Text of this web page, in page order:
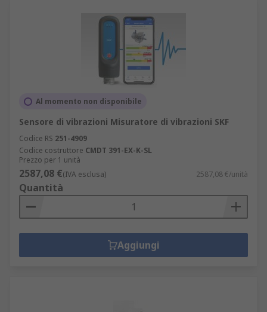
Al momento non disponibile
Sensore di vibrazioni Misuratore di vibrazioni SKF
Codice RS 251-4909
Codice costruttore CMDT 391-EX-K-SL
Prezzo per 1 unità
2587,08 €(IVA esclusa) 2587,08 €/unità
Quantità
Aggiungi